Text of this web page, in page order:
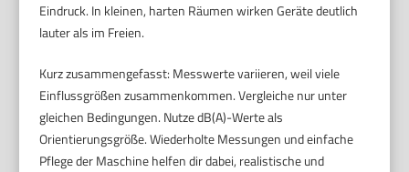
Eindruck. In kleinen, harten Räumen wirken Geräte deutlich
lauter als im Freien.
Kurz zusammengefasst: Messwerte variieren, weil viele
Einflussgrößen zusammenkommen. Vergleiche nur unter
gleichen Bedingungen. Nutze dB(A)-Werte als
Orientierungsgröße. Wiederholte Messungen und einfache
Pflege der Maschine helfen dir dabei, realistische und